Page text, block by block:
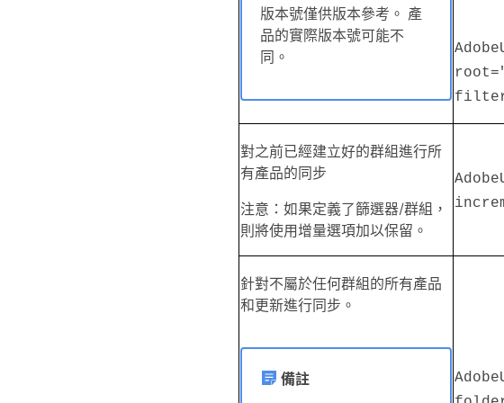
版本號僅供版本參考。 產
品的實際版本號可能不
同。
對之前已經建立好的群組進行所
有產品的同步
注意：如果定義了篩選器/群組，
則將使用增量選項加以保留。
針對不屬於任何群組的所有產品
和更新進行同步。
備註